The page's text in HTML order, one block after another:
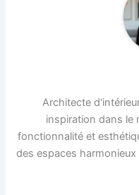
Architecte
inspiration dans le
fonctionnalité et
des espaces